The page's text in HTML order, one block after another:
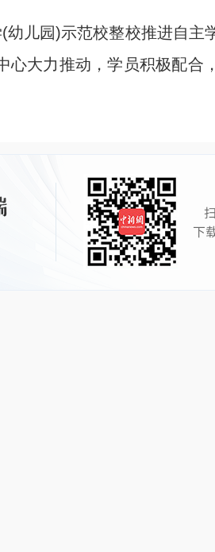
园)示范校整校推进自主
大力推动，学员积极配合